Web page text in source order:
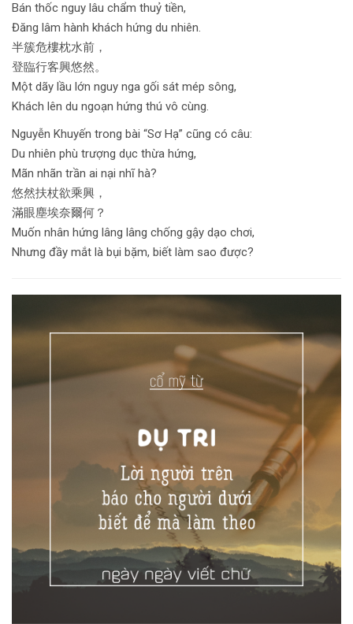
Bán thốc nguy lâu chẩm thuỷ tiền,
Đăng lâm hành khách hứng du nhiên.
半簇危樓枕水前，
登臨行客興悠然。
Một dãy lầu lớn nguy nga gối sát mép sông,
Khách lên du ngoạn hứng thú vô cùng.
Nguyễn Khuyến trong bài “Sơ Hạ” cũng có câu:
Du nhiên phù trượng dục thừa hứng,
Mãn nhãn trần ai nại nhĩ hà?
悠然扶杖欲乘興，
滿眼塵埃奈爾何？
Muốn nhân hứng lâng lâng chống gậy dạo chơi,
Nhưng đầy mắt là bụi bặm, biết làm sao được?